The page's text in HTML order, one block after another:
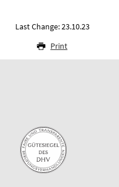
Last Change: 23.10.23
Print